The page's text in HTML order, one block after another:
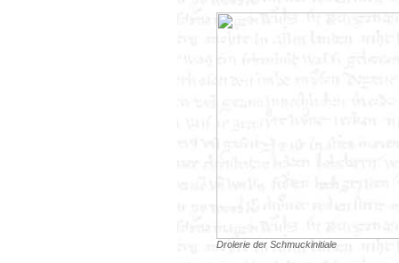
Drolerie der Schmuckinitiale